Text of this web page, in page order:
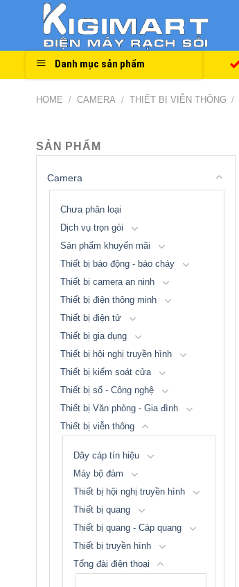
Danh mục sản phẩm
HOME / CAMERA / THIẾT BỊ VIỄN THÔNG /
SẢN PHẨM
Camera
Chưa phân loại
Dịch vụ trọn gói
Sản phẩm khuyến mãi
Thiết bị báo động - báo cháy
Thiết bị camera an ninh
Thiết bị điện thông minh
Thiết bị điện tử
Thiết bị gia dụng
Thiết bị hội nghị truyền hình
Thiết bị kiểm soát cửa
Thiết bị số - Công nghệ
Thiết bị Văn phòng - Gia đình
Thiết bị viễn thông
Dây cáp tín hiệu
Máy bộ đàm
Thiết bị hội nghị truyền hình
Thiết bị quang
Thiết bị quang - Cáp quang
Thiết bị truyền hình
Tổng đài điện thoại